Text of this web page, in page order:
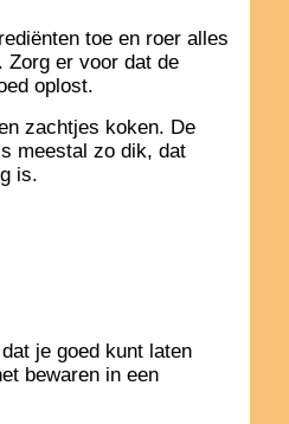
toe en roer alles
Zorg er voor dat de
oplost.
zachtjes koken. De
meestal zo dik, dat
is.
je goed kunt laten
bewaren in een